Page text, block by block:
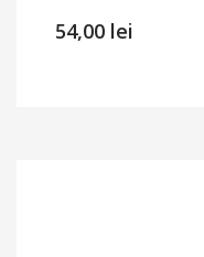
54,00 lei